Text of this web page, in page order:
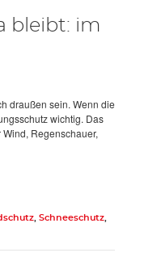
bleibt: im
draußen sein. Wenn die
wichtig. Das
Regenschauer,
, Schneeschutz,